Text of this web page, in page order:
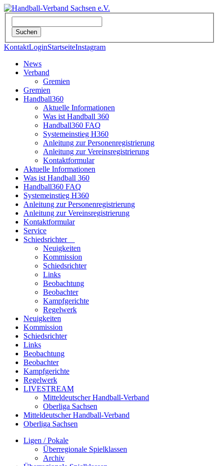
KontaktLoginStartseiteInstagram
News
Verband
Gremien
Gremien
Handball360
Aktuelle Informationen
Was ist Handball 360
Handball360 FAQ
Systemeinstieg H360
Anleitung zur Personenregistrierung
Anleitung zur Vereinsregistrierung
Kontaktformular
Aktuelle Informationen
Was ist Handball 360
Handball360 FAQ
Systemeinstieg H360
Anleitung zur Personenregistrierung
Anleitung zur Vereinsregistrierung
Kontaktformular
Service
Schiedsrichter
Neuigkeiten
Kommission
Schiedsrichter
Links
Beobachtung
Beobachter
Kampfgerichte
Regelwerk
Neuigkeiten
Kommission
Schiedsrichter
Links
Beobachtung
Beobachter
Kampfgerichte
Regelwerk
LIVESTREAM
Mitteldeutscher Handball-Verband
Oberliga Sachsen
Mitteldeutscher Handball-Verband
Oberliga Sachsen
Ligen / Pokale
Überregionale Spielklassen
Archiv